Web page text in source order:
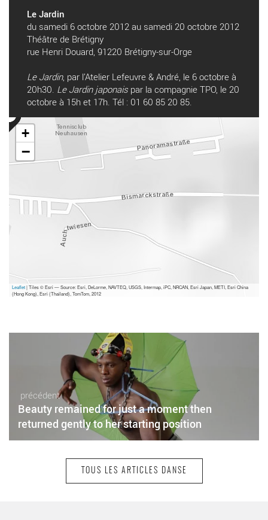
Le Jardin
du samedi 6 octobre 2012 au samedi 20 octobre 2012
Théâtre de Brétigny
rue Henri Douard, 91220 Brétigny-sur-Orge
Le Jardin, par l’Atelier Lefeuvre & André, le 6 octobre à
20h30. Le Jardin japonaispar la compagnie TPO, le 20
octobre à 15h et 17h. Tél : 01 60 85 20 85.
+
−
Leaflet| Tiles © Esri — Source: Esri, DeLorme, NAVTEQ, USGS, Intermap, iPC, NRCAN, Esri Japan, METI, Esri China
(Hong Kong), Esri (Thailand), TomTom, 2012
précédent
Beauty remained for just a moment then
returned gently to her starting position
TOUS LES ARTICLES DANSE